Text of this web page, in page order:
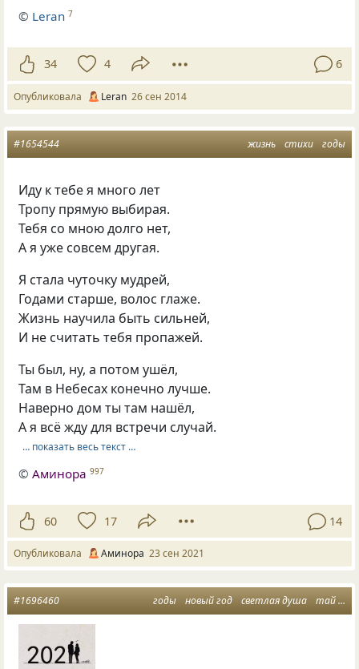
© Leran 7
34 4 6
Опубликовала Leran 26 сен 2014
жизнь стихи годы
#1654544
Иду к тебе я много лет
Тропу прямую выбирая.
Тебя со мною долго нет,
А я уже совсем другая.
Я стала чуточку мудрей,
Годами старше, волос глаже.
Жизнь научила быть сильней,
И не считать тебя пропажей.
Ты был, ну, а потом ушёл,
Там в Небесах конечно лучше.
Наверно дом ты там нашёл,
А я всё жду для встречи случай.
… показать весь текст …
©Аминора 997
60 17 14
Опубликовала Аминора 23 сен 2021
годы новый год светлая душа тай ночка
#1696460